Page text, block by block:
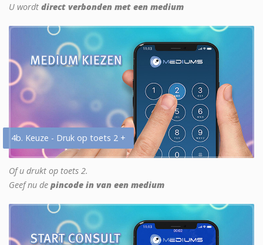
U wordt direct verbonden met een medium
4b. Keuze - Druk op toets 2 +
Of u drukt op toets 2.
Geef nu de pincode in van een medium